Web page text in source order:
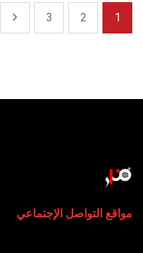
1
2
3
مواقع التواصل الإجتماعي